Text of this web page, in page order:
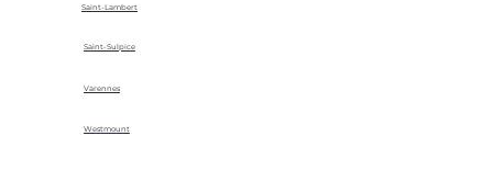
Saint-Lambert
Saint-Sulpice
Varennes
Westmount